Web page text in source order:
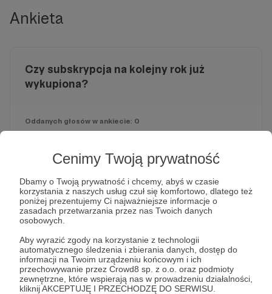
Cenimy Twoją prywatność
Dbamy o Twoją prywatność i chcemy, abyś w czasie
korzystania z naszych usług czuł się komfortowo, dlatego też
poniżej prezentujemy Ci najważniejsze informacje o
zasadach przetwarzania przez nas Twoich danych
osobowych.
Aby wyrazić zgody na korzystanie z technologii
automatycznego śledzenia i zbierania danych, dostęp do
informacji na Twoim urządzeniu końcowym i ich
przechowywanie przez Crowd8 sp. z o.o. oraz podmioty
zewnętrzne, które wspierają nas w prowadzeniu działalności,
kliknij AKCEPTUJĘ I PRZECHODZĘ DO SERWISU.
Ankieta
Czy subskrypcja na kolejny rok już
wykupiona?
Oddanych głosów w ankiecie: 0
Oczywiście, że tak 0 głosów
Jeszcze się zastanawiam 🤔 0 głosów